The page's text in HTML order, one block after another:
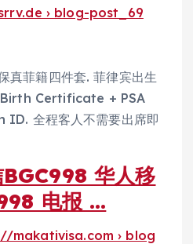
› blog-post_69
菲籍四件套. 菲律宾出生
Birth Certificate + PSA
全程客人不需要出席即
华人移
电报 …
makativisa.com › blog